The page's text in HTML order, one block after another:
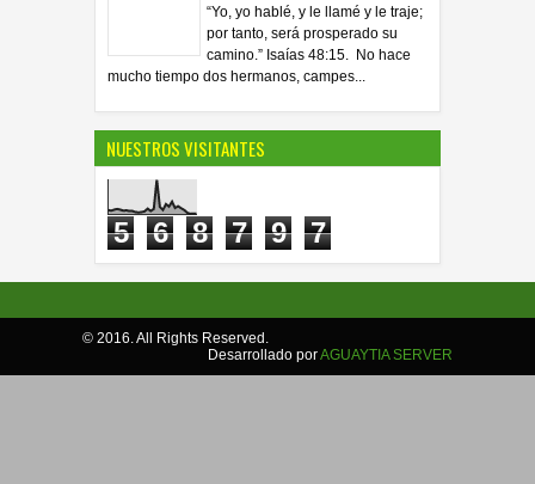
“Yo, yo hablé, y le llamé y le traje;
por tanto, será prosperado su
camino.” Isaías 48:15. No hace
mucho tiempo dos hermanos, campes...
NUESTROS VISITANTES
5 6 8 7 9 7
© 2016. All Rights Reserved.
Desarrollado porAGUAYTIA SERVER